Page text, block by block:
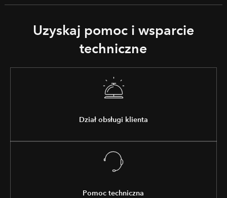
Uzyskaj pomoc i wsparcie
techniczne
Dział obsługi klienta
Pomoc techniczna